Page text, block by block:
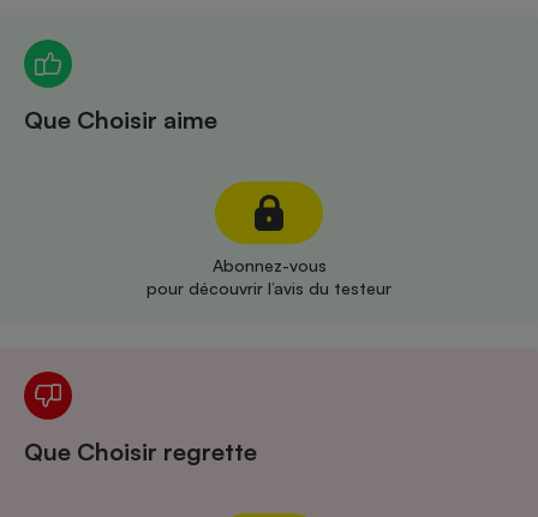
Que Choisir aime
Abonnez-vous
pour découvrir l’avis du testeur
Que Choisir regrette
Cafetière à expressos